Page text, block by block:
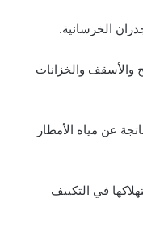
الخرسانية.
والأسقف والخزانات
عن مياه الأمطار
في التكييف